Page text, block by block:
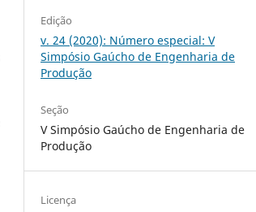
Edição
v. 24 (2020): Número especial: V
Simpósio Gaúcho de Engenharia de
Produção
Seção
V Simpósio Gaúcho de Engenharia de
Produção
Licença